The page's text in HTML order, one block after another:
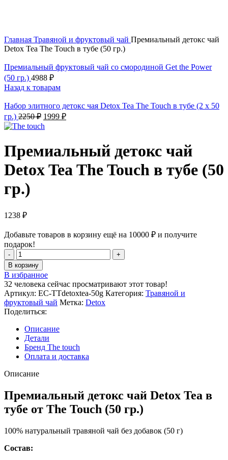
Главная Травяной и фруктовый чай Премиальный детокс чай
Detox Tea The Touch в тубе (50 гр.)
Премиальный фруктовый чай со смородиной Get the Power
(50 гр.) 4988 ₽
Назад к товарам
Набор элитного детокс чая Detox Tea The Touch в тубе (2 х 50
гр.) 2250₽ Первоначальная
цена
составляла
1999 ₽Текущая
Премиальный детокс чай
Detox Tea The Touch в тубе (50
гр.)
1238 ₽
Добавьте товаров в корзину ещё на 10000 ₽ и получите
подарок!
Количество
товара
Премиальный
детокс
чай
Detox
Tea
The
Touch
в
тубе
(50
гр.)
В корзину
В избранное
32 человека сейчас просматривают этот товар!
Артикул: EC-TTdetoxtea-50g Категория: Травяной и
фруктовый чай Метка: Detox
Поделиться:
Описание
Детали
Бренд The touch
Оплата и доставка
Описание
Премиальный детокс чай Detox Tea в
тубе от The Touch (50 гр.)
100% натуральный травяной чай без добавок (50 г)
Состав: